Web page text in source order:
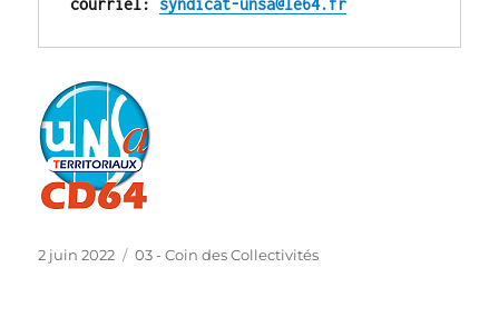
Publié
2 juin 2022 Catégories
03 - Coin des Collectivités